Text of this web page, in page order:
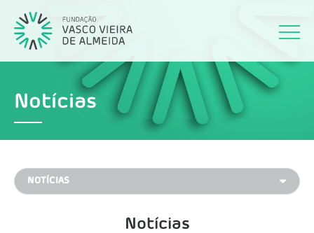
Notícias
Notícias